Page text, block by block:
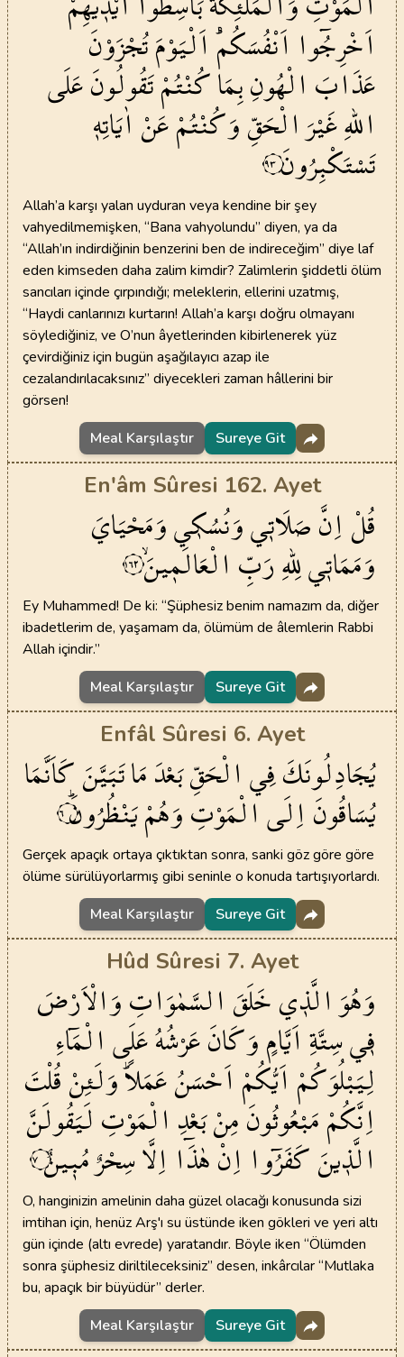
اَخْرِجُٓوا اَنْفُسَكُمْۜاَلْيَوْمَتُجْزَوْنَ
عَذَابَ الْهُونِبِمَاكُنْتُمْتَقُولُونَعَلَى
اللّٰهِغَيْرَالْحَقِّوَكُنْتُمْعَنْ اٰيَاتِه۪
تَسْتَكْبِرُونَ٩٣
Allah’a karşı yalan uyduran veya kendine bir şey
vahyedilmemişken, “Bana vahyolundu” diyen, ya da
“Allah’ın indirdiğinin benzerini ben de indireceğim” diye laf
eden kimseden daha zalim kimdir? Zalimlerin şiddetli ölüm
sancıları içinde çırpındığı; meleklerin, ellerini uzatmış,
“Haydi canlarınızı kurtarın! Allah’a karşı doğru olmayanı
söylediğiniz, ve O’nun âyetlerinden kibirlenerek yüz
çevirdiğiniz için bugün aşağılayıcı azap ile
cezalandırılacaksınız” diyecekleri zaman hâllerini bir
görsen!
Meal Karşılaştır
Sureye Git
En'âm Sûresi 162. Ayet
قُلْاِنَّصَلَات۪يوَنُسُك۪يوَمَحْيَايَ
وَمَمَات۪يلِلّٰهِرَبِّ الْعَالَم۪ينَۙ١٦٢
Ey Muhammed! De ki: “Şüphesiz benim namazım da, diğer
ibadetlerim de, yaşamam da, ölümüm de âlemlerin Rabbi
Allah içindir.”
Meal Karşılaştır
Sureye Git
Enfâl Sûresi 6. Ayet
يُجَادِلُونَكَفِيالْحَقِّبَعْدَمَاتَبَيَّنَكَاَنَّمَا
يُسَاقُونَاِلَىالْمَوْتِوَهُمْيَنْظُرُونَۜ٦
Gerçek apaçık ortaya çıktıktan sonra, sanki göz göre göre
ölüme sürülüyorlarmış gibi seninle o konuda tartışıyorlardı.
Meal Karşılaştır
Sureye Git
Hûd Sûresi 7. Ayet
وَهُوَالَّذ۪يخَلَقَ السَّمٰوَاتِوَالْاَرْضَ
ف۪يسِتَّةِاَيَّامٍوَكَانَعَرْشُهُعَلَىالْمَٓاءِ
لِيَبْلُوَكُمْ اَيُّكُمْ اَحْسَنُعَمَلاًۜوَلَئِنْقُلْتَ
اِنَّكُمْمَبْعُوثُونَمِنْبَعْدِ الْمَوْتِلَيَقُولَنَّ
الَّذ۪ينَكَفَرُٓوا اِنْهٰذَٓا اِلَّاسِحْرٌمُب۪ينٌ٧
O, hanginizin amelinin daha güzel olacağı konusunda sizi
imtihan için, henüz Arş'ı su üstünde iken gökleri ve yeri altı
gün içinde (altı evrede) yaratandır. Böyle iken “Ölümden
sonra şüphesiz diriltileceksiniz” desen, inkârcılar “Mutlaka
bu, apaçık bir büyüdür” derler.
Meal Karşılaştır
Sureye Git